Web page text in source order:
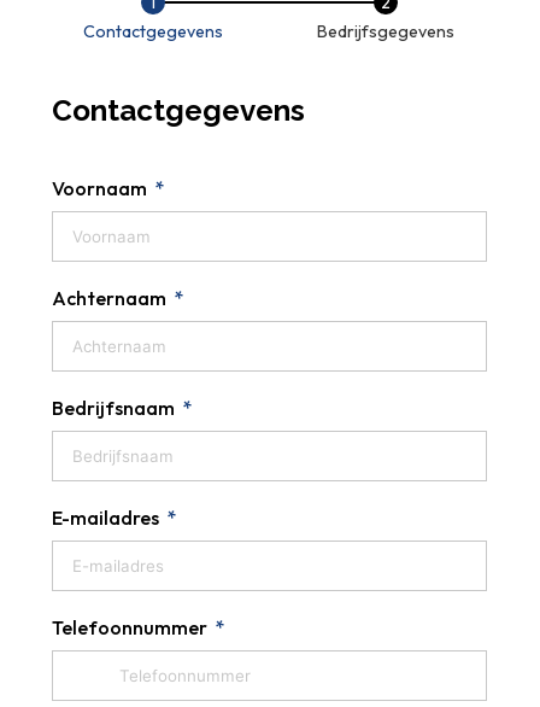
Contactgegevens Bedrijfsgegevens
Contactgegevens
Voornaam
Achternaam
Bedrijfsnaam
E-mailadres
Telefoonnummer